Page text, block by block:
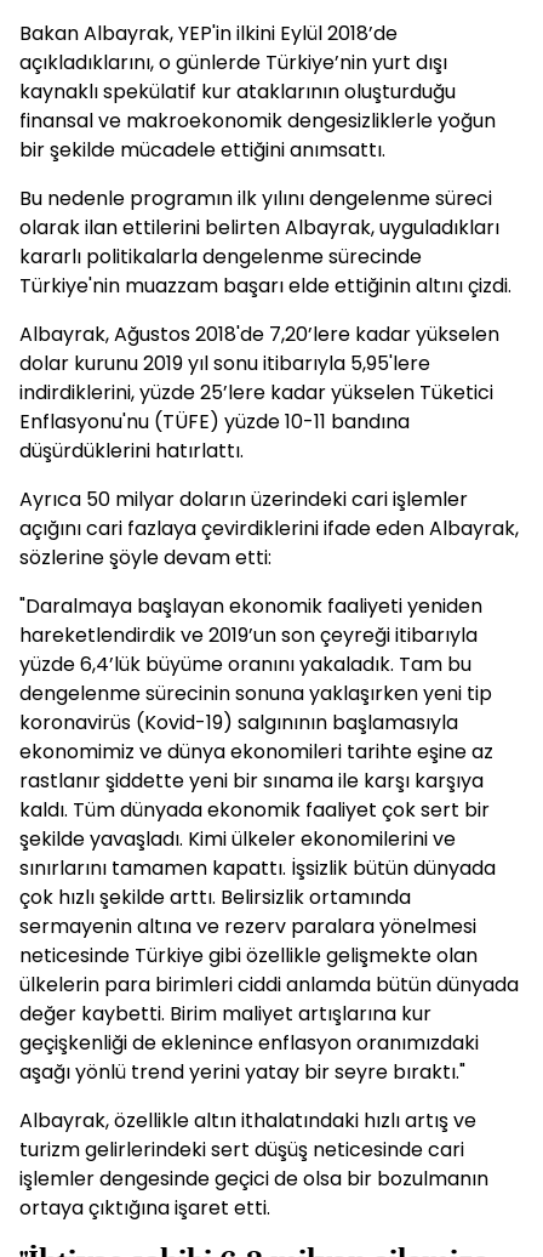
Bakan Albayrak, YEP'in ilkini Eylül 2018’de
açıkladıklarını, o günlerde Türkiye’nin yurt dışı
kaynaklı spekülatif kur ataklarının oluşturduğu
finansal ve makroekonomik dengesizliklerle yoğun
Bu nedenle programın ilk yılını dengelenme süreci
olarak ilan ettilerini belirten Albayrak, uyguladıkları
kararlı politikalarla dengelenme sürecinde
Albayrak, Ağustos 2018'de 7,20’lere kadar yükselen
dolar kurunu 2019 yıl sonu itibarıyla 5,95'lere
indirdiklerini, yüzde 25’lere kadar yükselen Tüketici
Enflasyonu'nu (TÜFE) yüzde 10-11 bandına
Ayrıca 50 milyar doların üzerindeki cari işlemler
açığını cari fazlaya çevirdiklerini ifade eden Albayrak,
"Daralmaya başlayan ekonomik faaliyeti yeniden
hareketlendirdik ve 2019’un son çeyreği itibarıyla
yüzde 6,4’lük büyüme oranını yakaladık. Tam bu
dengelenme sürecinin sonuna yaklaşırken yeni tip
koronavirüs (Kovid-19) salgınının başlamasıyla
ekonomimiz ve dünya ekonomileri tarihte eşine az
rastlanır şiddette yeni bir sınama ile karşı karşıya
kaldı. Tüm dünyada ekonomik faaliyet çok sert bir
şekilde yavaşladı. Kimi ülkeler ekonomilerini ve
sınırlarını tamamen kapattı. İşsizlik bütün dünyada
çok hızlı şekilde arttı. Belirsizlik ortamında
sermayenin altına ve rezerv paralara yönelmesi
neticesinde Türkiye gibi özellikle gelişmekte olan
ülkelerin para birimleri ciddi anlamda bütün dünyada
değer kaybetti. Birim maliyet artışlarına kur
geçişkenliği de eklenince enflasyon oranımızdaki
Albayrak, özellikle altın ithalatındaki hızlı artış ve
turizm gelirlerindeki sert düşüş neticesinde cari
işlemler dengesinde geçici de olsa bir bozulmanın